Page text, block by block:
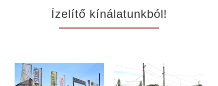
Ízelítő kínálatunkból!